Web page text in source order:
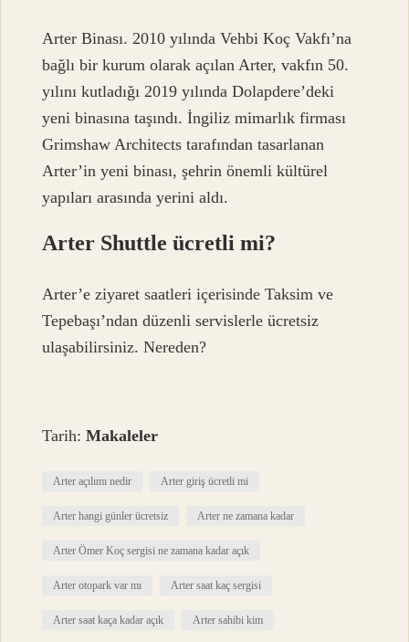
Arter Binası. 2010 yılında Vehbi Koç Vakfı’na
bağlı bir kurum olarak açılan Arter, vakfın 50.
yılını kutladığı 2019 yılında Dolapdere’deki
yeni binasına taşındı. İngiliz mimarlık firması
Grimshaw Architects tarafından tasarlanan
Arter’in yeni binası, şehrin önemli kültürel
yapıları arasında yerini aldı.
Arter Shuttle ücretli mi?
Arter’e ziyaret saatleri içerisinde Taksim ve
Tepebaşı’ndan düzenli servislerle ücretsiz
ulaşabilirsiniz. Nereden?
Tarih:Makaleler
Arter açılımı nedir Arter giriş ücretli mi
Arter hangi günler ücretsiz Arter ne zamana kadar
Arter Ömer Koç sergisi ne zamana kadar açık
Arter otopark var mı Arter saat kaç sergisi
Arter saat kaça kadar açık Arter sahibi kim